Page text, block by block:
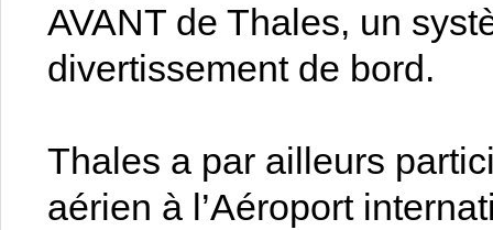
AVANT de Thales, un
divertissement de bord.
Thales a par ailleurs
aérien à l’Aéroport